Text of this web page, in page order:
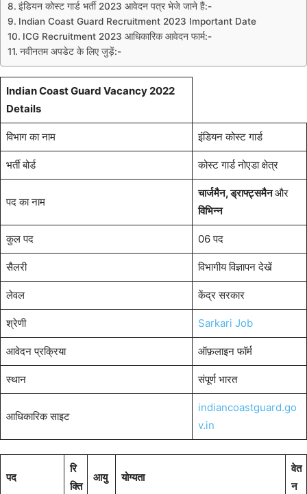
इंडियन कोस्ट गार्ड भर्ती 2023 आवेदन पत्र भेजे जाने हैं:-
Indian Coast Guard Recruitment 2023 Important Date
ICG Recruitment 2023 आधिकारिक आवेदन फार्म:-
नवीनतम अपडेट के लिए जुड़ें:-
Indian Coast Guard Vacancy 2022
Details
विभाग का नाम इंडियन कोस्ट गार्ड
भर्ती बोर्ड कोस्ट गार्ड नोएडा क्षेत्र
पद का नाम
चार्जमैन, ड्राफ्ट्समैनऔर
विभिन्न
कुल पद 06 पद
सैलरी विभागीय विज्ञापन देखें
लेवल केंद्र सरकार
श्रेणी Sarkari Job
आवेदन प्रक्रिया ऑफ़लाइन फॉर्म
स्थान संपूर्ण भारत
आधिकारिक साइट
indiancoastguard.go
v.in
पद
रि
क्ति
आयु योग्यता
वेत
न